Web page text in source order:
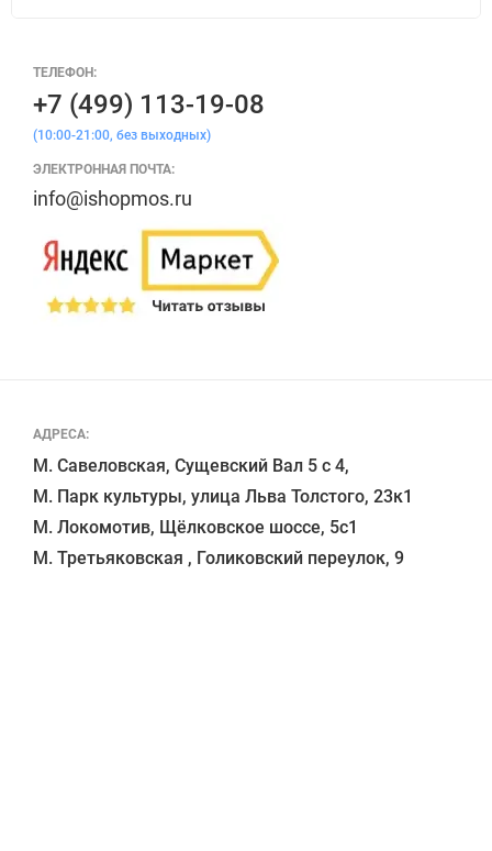
АДРЕСА:
М. Савеловская, Сущевский Вал 5 с 4,
М. Парк культуры, улица Льва Толстого, 23к1
М. Локомотив, Щёлковское шоссе, 5с1
ТЕЛЕФОН:
+7 (499) 113-19-08
(10:00-21:00, без выходных)
ЭЛЕКТРОННАЯ ПОЧТА:
info@ishopmos.ru